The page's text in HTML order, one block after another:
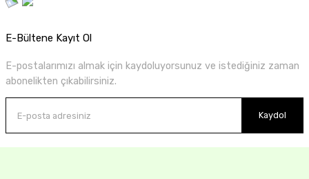
E-Bültene Kayıt Ol
E-postalarımızı almak için kaydoluyorsunuz ve istediğiniz zaman
abonelikten çıkabilirsiniz.
Kaydol